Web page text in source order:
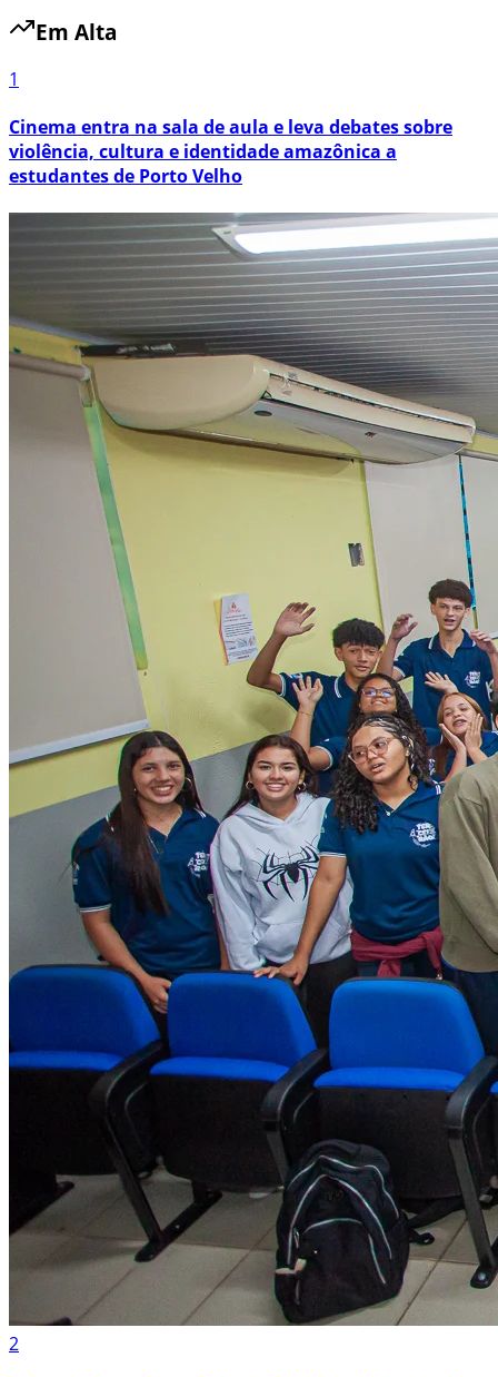
Em Alta
1
Cinema entra na sala de aula e leva debates sobre
violência, cultura e identidade amazônica a
estudantes de Porto Velho
2